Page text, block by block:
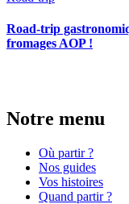
Road-trip
fromages AOP !
Notre menu
Où partir ?
Nos guides
Vos histoires
Quand partir ?